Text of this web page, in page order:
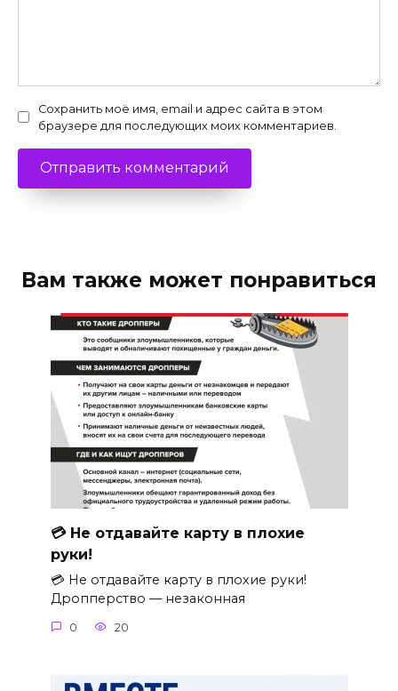
Сохранить моё имя, email и адрес сайта в этом
браузере для последующих моих комментариев.
Вам также может понравиться
💳 Не отдавайте карту в плохие
руки!
💳 Не отдавайте карту в плохие руки!
Дропперство — незаконная
0 20